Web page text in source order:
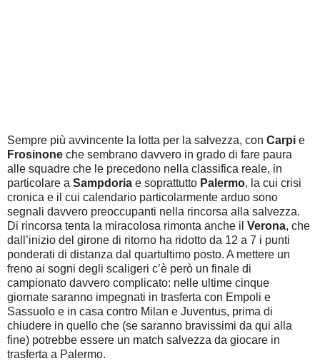
Sempre più avvincente la lotta per la salvezza, con Carpi e
Frosinone che sembrano davvero in grado di fare paura
alle squadre che le precedono nella classifica reale, in
particolare a Sampdoria e soprattutto Palermo, la cui crisi
cronica e il cui calendario particolarmente arduo sono
segnali davvero preoccupanti nella rincorsa alla salvezza.
Di rincorsa tenta la miracolosa rimonta anche il Verona, che
dall’inizio del girone di ritorno ha ridotto da 12 a 7 i punti
ponderati di distanza dal quartultimo posto. A mettere un
freno ai sogni degli scaligeri c’è però un finale di
campionato davvero complicato: nelle ultime cinque
giornate saranno impegnati in trasferta con Empoli e
Sassuolo e in casa contro Milan e Juventus, prima di
chiudere in quello che (se saranno bravissimi da qui alla
fine) potrebbe essere un match salvezza da giocare in
trasferta a Palermo.